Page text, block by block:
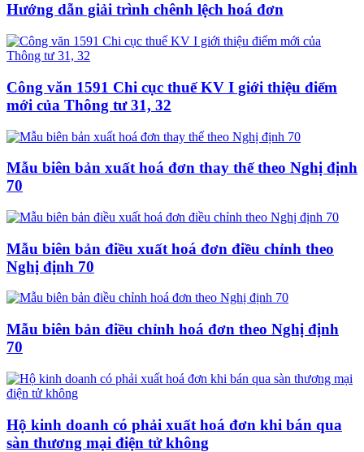
Hướng dẫn giải trình chênh lệch hoá đơn
Công văn 1591 Chi cục thuế KV I giới thiệu điểm
mới của Thông tư 31, 32
Mẫu biên bản xuất hoá đơn thay thế theo Nghị định
70
Mẫu biên bản điều xuất hoá đơn điều chỉnh theo
Nghị định 70
Mẫu biên bản điều chỉnh hoá đơn theo Nghị định
70
Hộ kinh doanh có phải xuất hoá đơn khi bán qua
sàn thương mại điện tử không